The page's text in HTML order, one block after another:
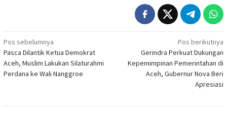
Navigasi
pos
Pos sebelumnya
Pasca Dilantik Ketua Demokrat
Aceh, Muslim Lakukan Silaturahmi
Perdana ke Wali Nanggroe
Pos berikutnya
Gerindra Perkuat Dukungan
Kepemimpinan Pemerintahan di
Aceh, Gubernur Nova Beri
Apresiasi